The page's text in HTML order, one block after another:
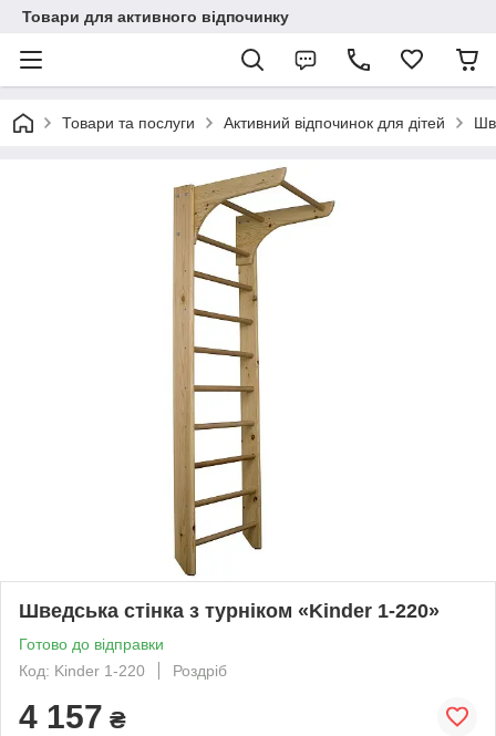
Товари для активного відпочинку
Товари та послуги Активний відпочинок для дітей
Шведська стінка з турніком «Kinder 1-220»
Готово до відправки
Код: Kinder 1-220
Роздріб
4 157 ₴